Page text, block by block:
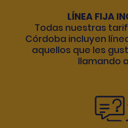
LÍNEA FIJA
Todas nuestras
Córdoba incluyen
aquellos que les
llamando